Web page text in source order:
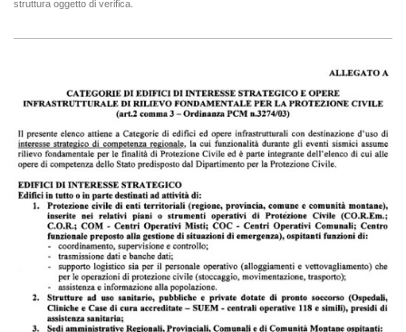
struttura oggetto di verifica.